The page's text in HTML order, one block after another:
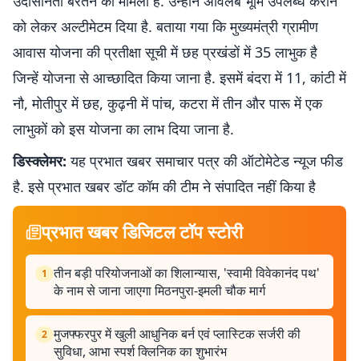
को लेकर अल्टीमेटम दिया है. बताया गया कि मुख्यमंत्री ग्रामीण
आवास योजना की प्रतीक्षा सूची में छह प्रखंडों में 35 लाभुक है
जिन्हें योजना से आच्छादित किया जाना है. इसमें बंदरा में 11, कांटी में
नौ, मोतीपुर में छह, कुढ़नी में पांच, कटरा में तीन और पारू में एक
लाभुकों को इस योजना का लाभ दिया जाना है.
डिस्क्लेमर: यह प्रभात खबर समाचार पत्र की ऑटोमेटेड न्यूज फीड
है. इसे प्रभात खबर डॉट कॉम की टीम ने संपादित नहीं किया है
प्रभात खबर डिजिटल टॉप स्टोरी
1 तीन बड़ी परियोजनाओं का शिलान्यास, 'स्वामी विवेकानंद पथ'
के नाम से जाना जाएगा मिठनपुरा-इमली चौक मार्ग
2 मुजफ्फरपुर में खुली आधुनिक बर्न एवं प्लास्टिक सर्जरी की
सुविधा, आभा स्पर्श क्लिनिक का शुभारंभ